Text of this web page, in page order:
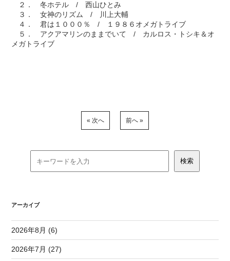
２． 冬ホテル / 西山ひとみ
３． 女神のリズム / 川上大輔
４． 君は１０００％ / １９８６オメガトライブ
５． アクアマリンのままでいて / カルロス・トシキ＆オ
メガトライブ
« 次へ 前へ »
アーカイブ
2026年8月 (6)
2026年7月 (27)